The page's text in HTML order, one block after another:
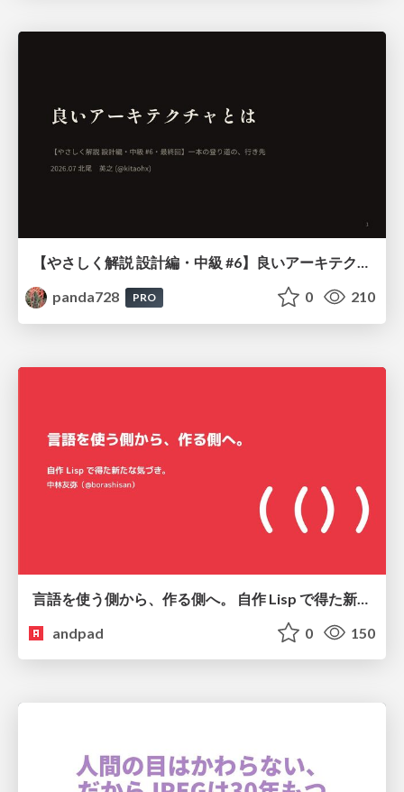
【やさしく解説 設計編・中級 #6】良いアーキテクチャとは ～ 一本の登り道の、行き先 ～
panda728
PRO 0 210
andpad
0 150